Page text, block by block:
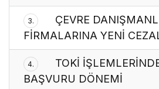
3.
ÇEVRE
FİRMALARINA YENİ
4.
TOKİ
BAŞVURU DÖNEMİ